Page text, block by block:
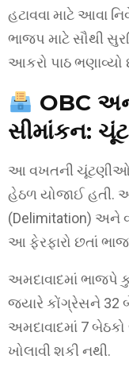
હટાવવા માટે આવા
ભાજપ માટે સૌથી
આકરો પાઠ ભણાવ્યો
OBC
સીમાંકન:
આ વખતની ચૂંટણીઓ
હેઠળ યોજાઈ હતી.
(Delimitation) અને
આ ફેરફારો છતાં
અમદાવાદમાં ભાજપે
જ્યારે કોંગ્રેસને 32
અમદાવાદમાં 7
ખોલાવી શકી નથી.